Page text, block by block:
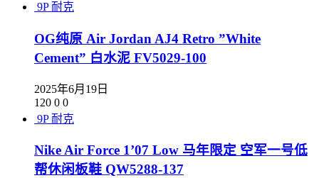
9P 耐克
OG纯原 Air Jordan AJ4 Retro ”White
Cement” 白水泥 FV5029-100
2025年6月19日
120 0 0
9P 耐克
Nike Air Force 1’07 Low 马年限定 空军一号低
帮休闲板鞋 QW5288-137